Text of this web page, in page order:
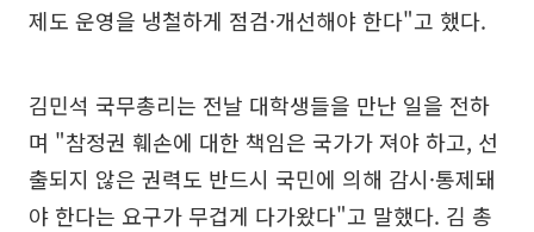
제도 운영을 냉철하게 점검·개선해야 한다"고 했다.
김민석 국무총리는 전날 대학생들을 만난 일을 전하
며 "참정권 훼손에 대한 책임은 국가가 져야 하고, 선
출되지 않은 권력도 반드시 국민에 의해 감시·통제돼
야 한다는 요구가 무겁게 다가왔다"고 말했다. 김 총